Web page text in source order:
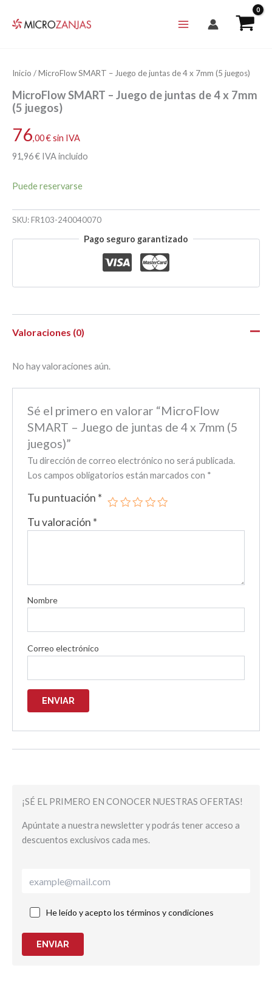
Inicio / MicroFlow SMART – Juego de juntas de 4 x 7mm (5 juegos)
MicroFlow SMART – Juego de juntas de 4 x 7mm
(5 juegos)
76,00€sin IVA
91,96€ IVA incluido
Puede reservarse
SKU:FR103-240040070
Pago seguro garantizado
Valoraciones (0)
No hay valoraciones aún.
Sé el primero en valorar “MicroFlow
SMART – Juego de juntas de 4 x 7mm (5
juegos)”
Tu dirección de correo electrónico no será publicada.
Los campos obligatorios están marcados con *
Tu puntuación *
Tu valoración *
Nombre
Correo electrónico
¡SÉ EL PRIMERO EN CONOCER NUESTRAS OFERTAS!
Apúntate a nuestra newsletter y podrás tener acceso a
descuentos exclusivos cada mes.
He leído y acepto los términos y condiciones
ENVIAR